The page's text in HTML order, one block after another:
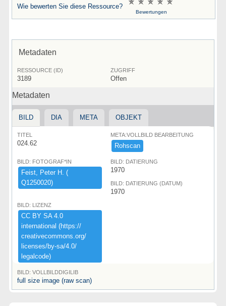
Wie bewerten Sie diese Ressource?
Bewertungen
Metadaten
RESSOURCE (ID)
3189
ZUGRIFF
Offen
Metadaten
BILD DIA META OBJEKT
TITEL
024.62
META:VOLLBILD BEARBEITUNG
Rohscan
BILD: FOTOGRAF*IN
Feist,​ ​Peter ​H.​ ​(​
Q1250020)​
BILD: DATIERUNG
1970
BILD: DATIERUNG (DATUM)
1970
BILD: LIZENZ
CC ​BY ​SA ​4.​0 ​
international ​(​https:​/​/​
creativecommons.​org/​
licenses/​by-​sa/​4.​0/​
legalcode)​
BILD: VOLLBILDDIGILIB
full size image (raw scan)